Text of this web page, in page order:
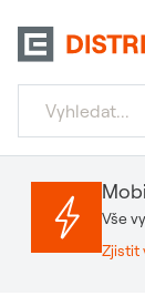
Vše
Zjistit